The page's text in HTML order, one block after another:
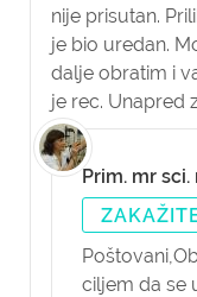
nije prisutan.
je bio uredan.
dalje obratim i
je rec. Unapred
Prim. mr
Poštovani,
ciljem da se